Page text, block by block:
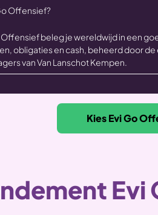
Offensief?
Offensief beleg je wereldwijd in een
obligaties en cash, beheerd door de
van Van Lanschot Kempen.
Kies Evi Go